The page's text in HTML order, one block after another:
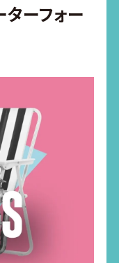
ーフォー